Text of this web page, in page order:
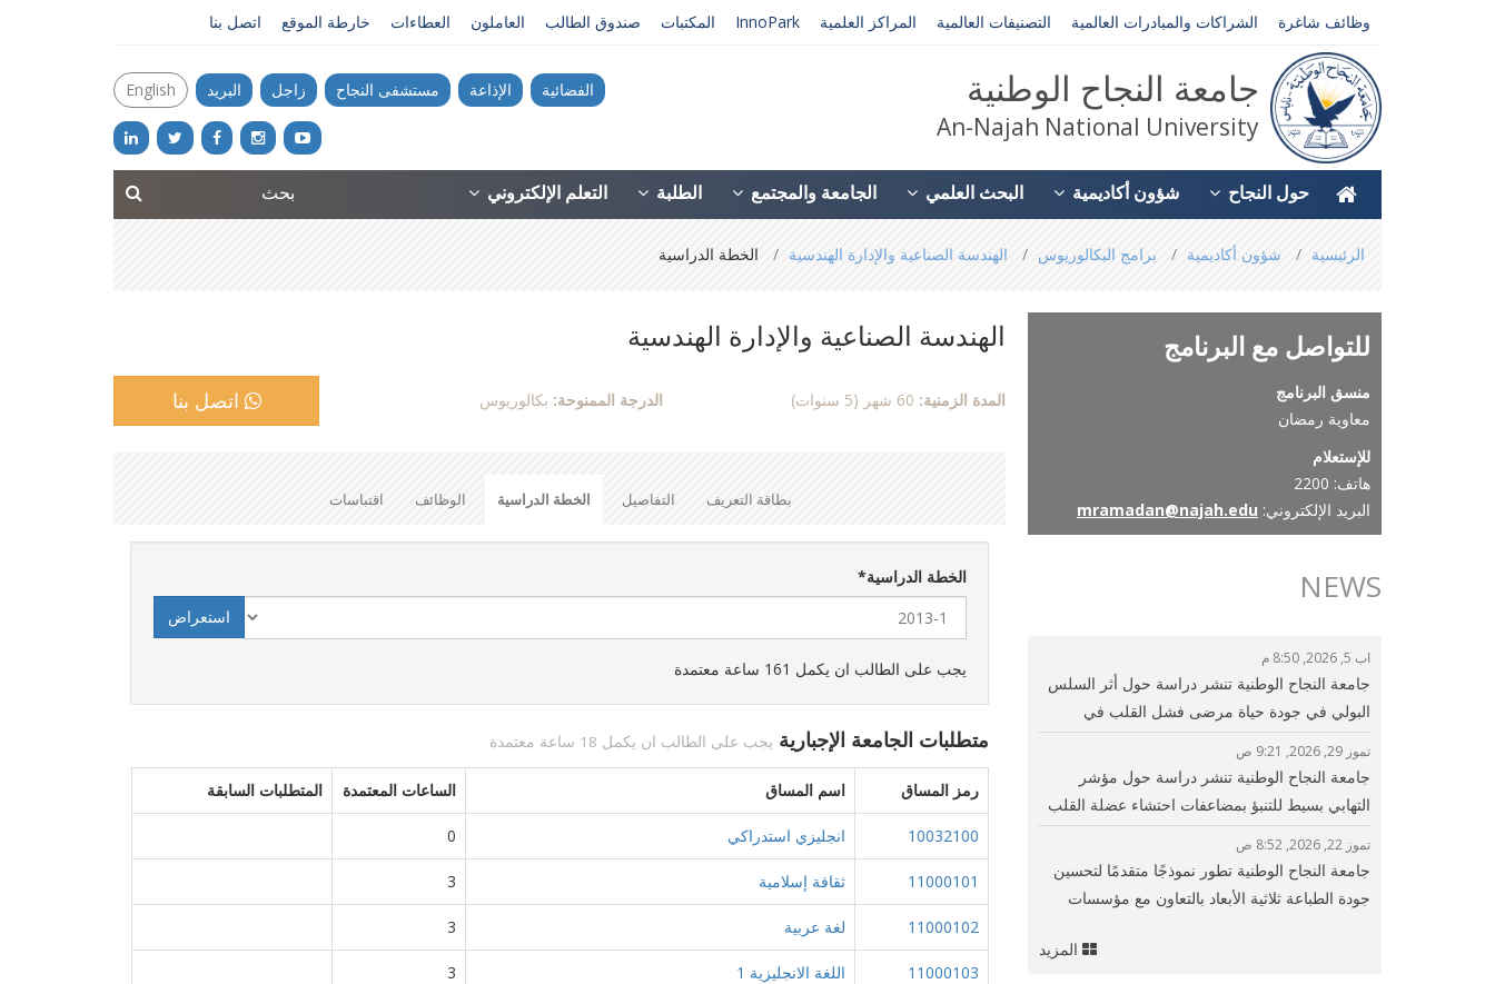
وظائف شاغرة الشراكات والمبادرات العالمية التصنيفات العالمية المراكز العلمية InnoPark المكتبات صندوق الطالب العاملون العطاءات خارطة الموقع اتصل بنا
الفضائية الإذاعة مستشفى النجاح زاجل البريد English جامعة النجاح الوطنية
An-Najah National University
حول النجاح شؤون أكاديمية البحث العلمي الجامعة والمجتمع الطلبة التعلم الإلكتروني
are
here
الرئيسية شؤون أكاديمية برامج البكالوريوس الهندسة الصناعية والإدارة الهندسية الخطة الدراسية
الهندسة الصناعية والإدارة الهندسية
المدة الزمنية: الدرجة الممنوحة: بكالوريوس اتصل بنا
بطاقة التعريف التفاصيل الخطة الدراسية الوظائف اقتباسات
الخطة الدراسية*
يجب على الطالب ان يكمل 161 ساعة معتمدة
متطلبات الجامعة الإجبارية يجب على الطالب ان يكمل 18 ساعة معتمدة
رمز المساق اسم المساق الساعات المعتمدة المتطلبات السابقة
10032100 انجليزي استدراكي 0
11000101 ثقافة إسلامية 3
11000102 لغة عربية 3
11000103 اللغة الانجليزية 1 3
للتواصل مع البرنامج
منسق البرنامج
معاوية رمضان
للإستعلام
هاتف: 2200
البريد الإلكتروني: mramadan@najah.edu
NEWS
اب 5, 2026, 8:50 م
جامعة النجاح الوطنية تنشر دراسة حول أثر السلس
البولي في جودة حياة مرضى فشل القلب في
فلسطين
تموز 29, 2026, 9:21 ص
جامعة النجاح الوطنية تنشر دراسة حول مؤشر
التهابي بسيط للتنبؤ بمضاعفات احتشاء عضلة القلب
وتحسين الرعاية القلبية
تموز 22, 2026, 8:52 ص
جامعة النجاح الوطنية تطور نموذجًا متقدمًا لتحسين
جودة الطباعة ثلاثية الأبعاد بالتعاون مع مؤسسات
المزيد